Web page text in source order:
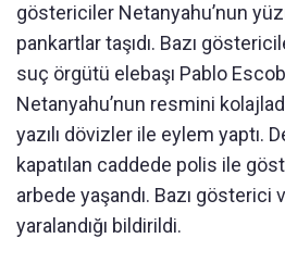
göstericiler Netanyahu’nun
pankartlar taşıdı. Bazı
suç örgütü elebaşı Pablo
Netanyahu’nun resmini
yazılı dövizler ile eylem yaptı.
kapatılan caddede polis ile
arbede yaşandı. Bazı gösterici
yaralandığı bildirildi.